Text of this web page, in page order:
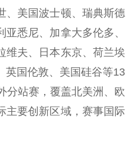
、美国波士顿、瑞典斯德
悉尼、加拿大多伦多、
维夫、日本东京、荷兰埃
英国伦敦、美国硅谷等13
分站赛，覆盖北美洲、欧
主要创新区域，赛事国际